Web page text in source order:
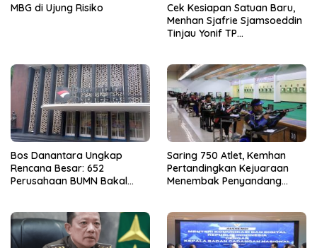
MBG di Ujung Risiko
Cek Kesiapan Satuan Baru,
Menhan Sjafrie Sjamsoeddin
Tinjau Yonif TP
Bos Danantara Ungkap
Rencana Besar: 652
Perusahaan BUMN Bakal
Saring 750 Atlet, Kemhan
Pertandingkan Kejuaraan
Menembak Penyandang